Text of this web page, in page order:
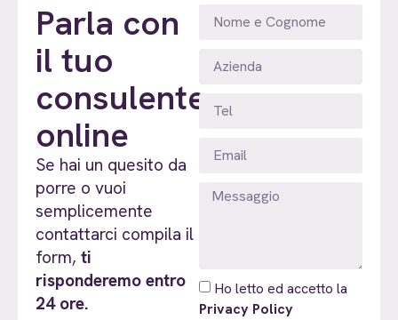
Parla con
il tuo
consulente
online
Se hai un quesito da
porre o vuoi
semplicemente
contattarci compila il
form, ti
risponderemo entro
24 ore.
Ho letto ed accetto la
Privacy Policy